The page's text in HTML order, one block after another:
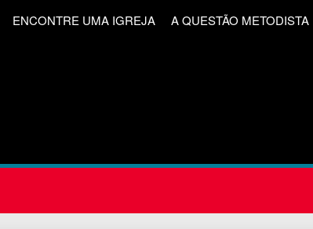
ENCONTRE UMA IGREJA A QUESTÃO METODISTA